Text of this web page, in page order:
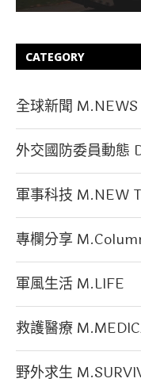
CATEGORY
全球新聞 M.NEWS
外交國防委員動態
軍事科技 M.NEW
專欄分享
軍風生活 M.LIFE
救護醫療
野外求生